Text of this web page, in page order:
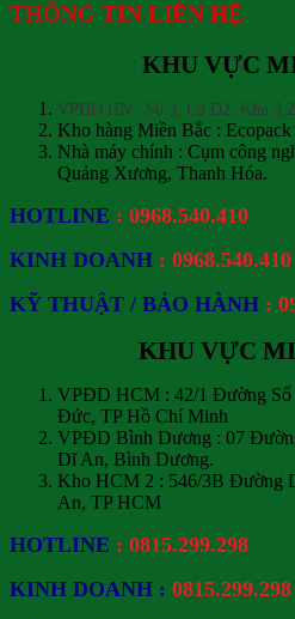
THÔNG TIN LIÊN HỆ
KHU VỰC
VPĐD HN : Số 3, Lô D2, Khu
Kho hàng Miền Bắc :
Nhà máy chính : Cụm công
Quảng Xương, Thanh Hóa.
HOTLINE : 0968.540.410
KINH DOANH : 0968.540.410
KỸ THUẬT / BẢO HÀNH :
KHU VỰC
VPĐD HCM : 42/1 Đường Số
Đức, TP Hồ Chí Minh
VPĐD Bình Dương : 07
Dĩ An, Bình Dương.
Kho HCM 2 : 546/3B Đường
An, TP HCM
HOTLINE : 0815.299.298
KINH DOANH : 0815.299.298